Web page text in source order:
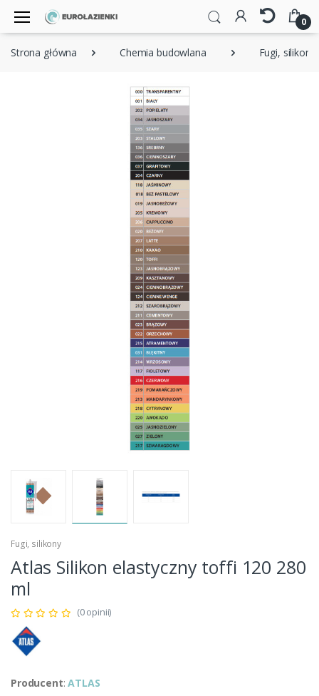
0
Strona główna Chemia budowlana Fugi, silikony
Fugi, silikony
Atlas Silikon elastyczny toffi 120 280
ml
(0 opinii)
Producent:ATLAS